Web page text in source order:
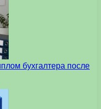
бухгалтера после